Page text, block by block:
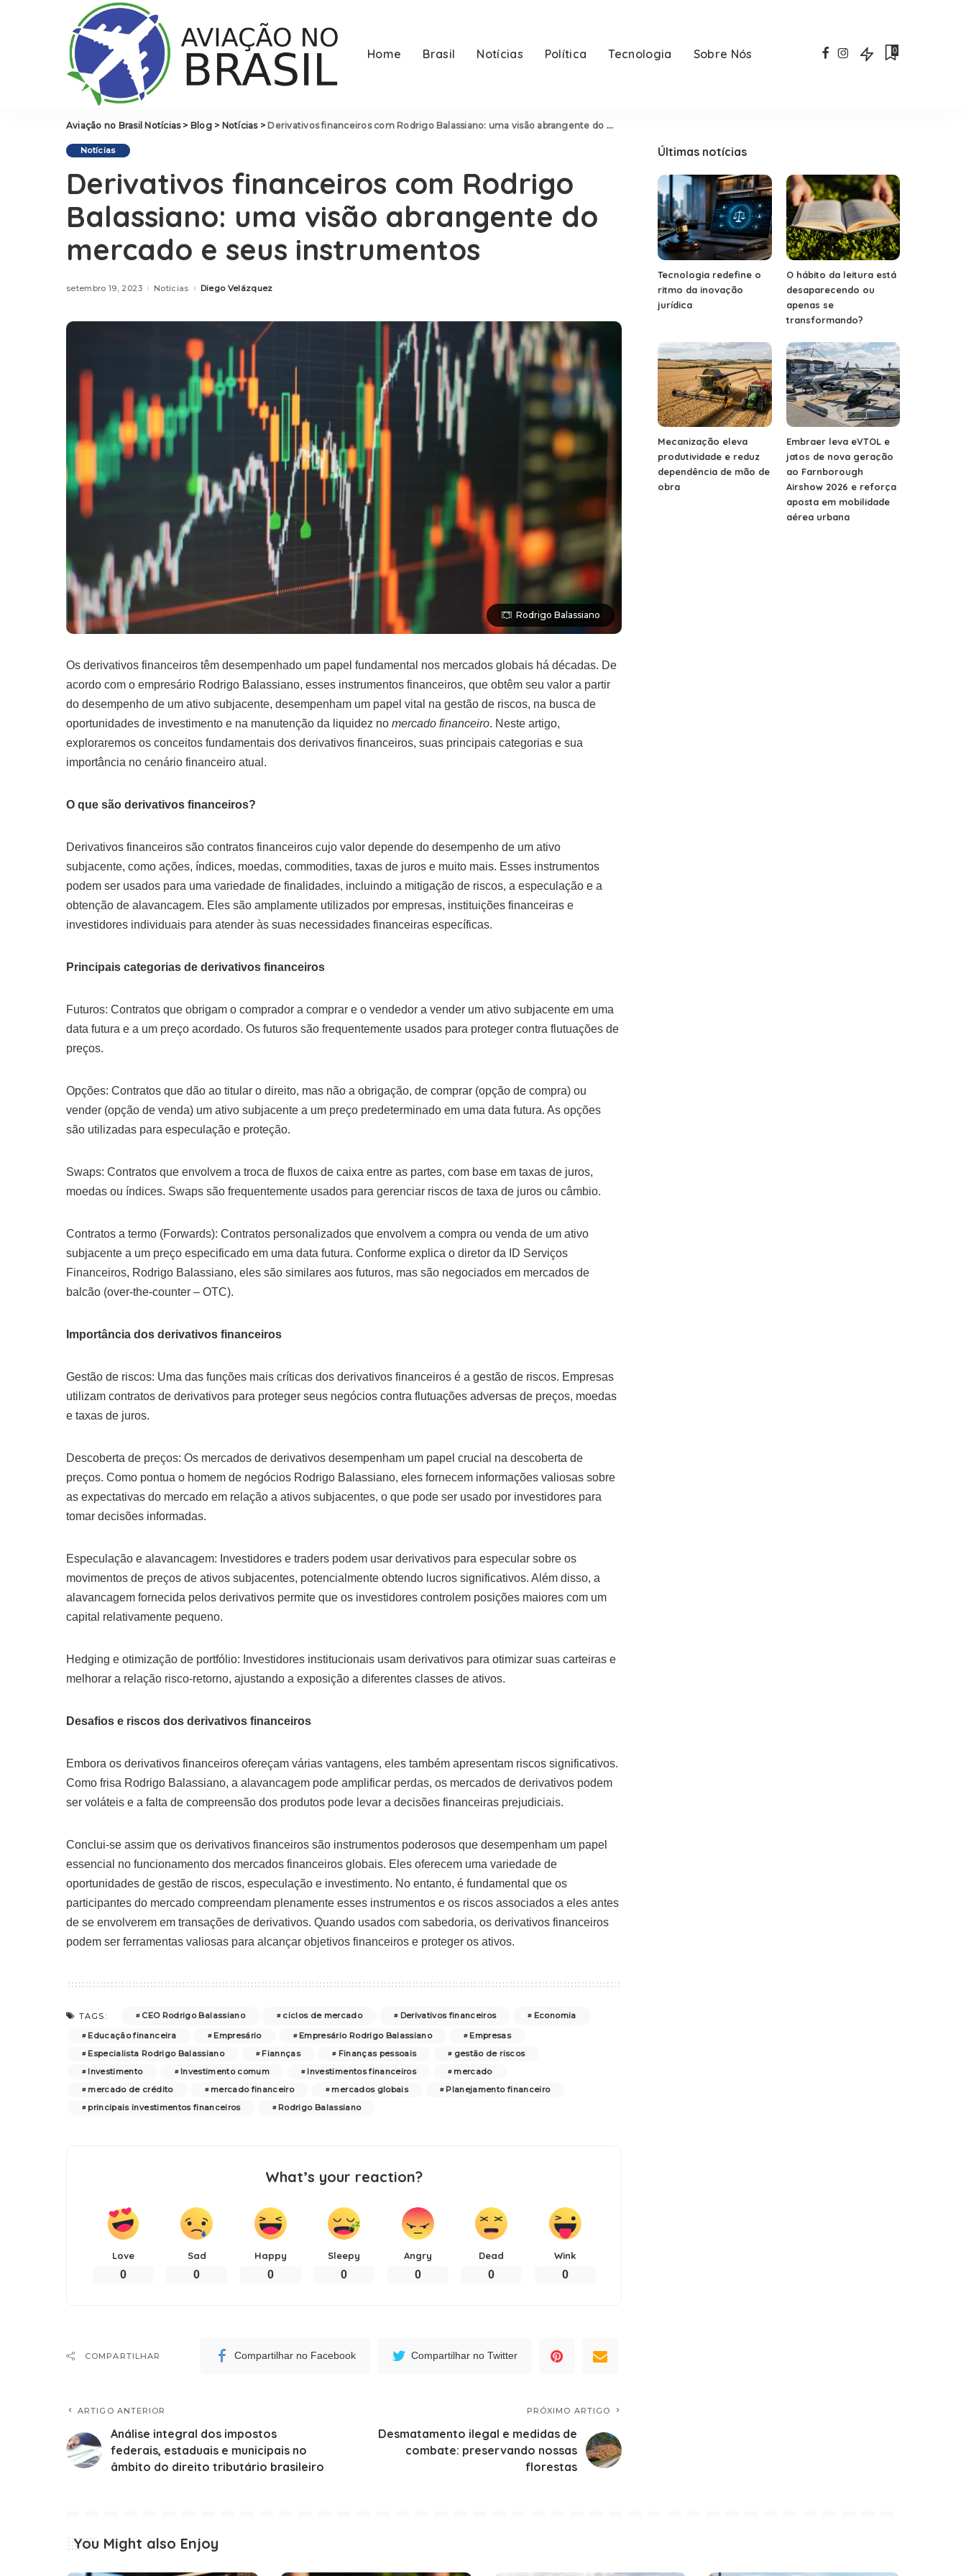
Home Brasil Notícias Política Tecnologia Sobre Nós 0
Aviação no Brasil Notícias> Blog> Notícias> Derivativos financeiros com Rodrigo Balassiano: uma visão abrangente do mercado e seus instrumentos
Notícias
Derivativos financeiros com Rodrigo
Balassiano: uma visão abrangente do
mercado e seus instrumentos
setembro 19, 2023 NotíciasPosted
Diego Velázquez
Rodrigo Balassiano
Os derivativos financeiros têm desempenhado um papel fundamental nos mercados globais há décadas. De
acordo com o empresário Rodrigo Balassiano, esses instrumentos financeiros, que obtêm seu valor a partir
do desempenho de um ativo subjacente, desempenham um papel vital na gestão de riscos, na busca de
oportunidades de investimento e na manutenção da liquidez no mercado financeiro. Neste artigo,
exploraremos os conceitos fundamentais dos derivativos financeiros, suas principais categorias e sua
importância no cenário financeiro atual.
O que são derivativos financeiros?
Derivativos financeiros são contratos financeiros cujo valor depende do desempenho de um ativo
subjacente, como ações, índices, moedas, commodities, taxas de juros e muito mais. Esses instrumentos
podem ser usados para uma variedade de finalidades, incluindo a mitigação de riscos, a especulação e a
obtenção de alavancagem. Eles são amplamente utilizados por empresas, instituições financeiras e
investidores individuais para atender às suas necessidades financeiras específicas.
Principais categorias de derivativos financeiros
Futuros: Contratos que obrigam o comprador a comprar e o vendedor a vender um ativo subjacente em uma
data futura e a um preço acordado. Os futuros são frequentemente usados para proteger contra flutuações de
preços.
Opções: Contratos que dão ao titular o direito, mas não a obrigação, de comprar (opção de compra) ou
vender (opção de venda) um ativo subjacente a um preço predeterminado em uma data futura. As opções
são utilizadas para especulação e proteção.
Swaps: Contratos que envolvem a troca de fluxos de caixa entre as partes, com base em taxas de juros,
moedas ou índices. Swaps são frequentemente usados para gerenciar riscos de taxa de juros ou câmbio.
Contratos a termo (Forwards): Contratos personalizados que envolvem a compra ou venda de um ativo
subjacente a um preço especificado em uma data futura. Conforme explica o diretor da ID Serviços
Financeiros, Rodrigo Balassiano, eles são similares aos futuros, mas são negociados em mercados de
balcão (over-the-counter – OTC).
Importância dos derivativos financeiros
Gestão de riscos: Uma das funções mais críticas dos derivativos financeiros é a gestão de riscos. Empresas
utilizam contratos de derivativos para proteger seus negócios contra flutuações adversas de preços, moedas
e taxas de juros.
Descoberta de preços: Os mercados de derivativos desempenham um papel crucial na descoberta de
preços. Como pontua o homem de negócios Rodrigo Balassiano, eles fornecem informações valiosas sobre
as expectativas do mercado em relação a ativos subjacentes, o que pode ser usado por investidores para
tomar decisões informadas.
Especulação e alavancagem: Investidores e traders podem usar derivativos para especular sobre os
movimentos de preços de ativos subjacentes, potencialmente obtendo lucros significativos. Além disso, a
alavancagem fornecida pelos derivativos permite que os investidores controlem posições maiores com um
capital relativamente pequeno.
Hedging e otimização de portfólio: Investidores institucionais usam derivativos para otimizar suas carteiras e
melhorar a relação risco-retorno, ajustando a exposição a diferentes classes de ativos.
Desafios e riscos dos derivativos financeiros
Embora os derivativos financeiros ofereçam várias vantagens, eles também apresentam riscos significativos.
Como frisa Rodrigo Balassiano, a alavancagem pode amplificar perdas, os mercados de derivativos podem
ser voláteis e a falta de compreensão dos produtos pode levar a decisões financeiras prejudiciais.
Conclui-se assim que os derivativos financeiros são instrumentos poderosos que desempenham um papel
essencial no funcionamento dos mercados financeiros globais. Eles oferecem uma variedade de
oportunidades de gestão de riscos, especulação e investimento. No entanto, é fundamental que os
participantes do mercado compreendam plenamente esses instrumentos e os riscos associados a eles antes
de se envolverem em transações de derivativos. Quando usados com sabedoria, os derivativos financeiros
podem ser ferramentas valiosas para alcançar objetivos financeiros e proteger os ativos.
TAGS: CEO Rodrigo Balassiano ciclos de mercado Derivativos financeiros
Economia
Educação financeira
Empresário Empresário Rodrigo Balassiano
Empresas
Especialista Rodrigo Balassiano
Fiannças Finanças pessoais
gestão de riscos
Investimento
Investimento comum Investimentos financeiros
mercado
mercado de crédito
mercado financeiro mercados globais
Planejamento financeiro
principais investimentos financeiros
Rodrigo Balassiano
What’s your reaction?
Love
0
Sad
0
Happy
0
Sleepy
0
Angry
0
Dead
0
Wink
0
COMPARTILHAR Compartilhar no Facebook Compartilhar no Twitter
ARTIGO ANTERIOR
Análise integral dos impostos
federais, estaduais e municipais no
âmbito do direito tributário brasileiro
PRÓXIMO ARTIGO
Desmatamento ilegal e medidas de
combate: preservando nossas
florestas
Últimas notícias
Tecnologia redefine o
ritmo da inovação
jurídica
O hábito da leitura está
desaparecendo ou
apenas se
transformando?
Mecanização eleva
produtividade e reduz
dependência de mão de
obra
Embraer leva eVTOL e
jatos de nova geração
ao Farnborough
Airshow 2026 e reforça
aposta em mobilidade
aérea urbana
You Might also Enjoy